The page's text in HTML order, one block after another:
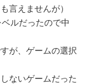
言えませんが）
ルだったので中
が、ゲームの選択
ないゲームだった